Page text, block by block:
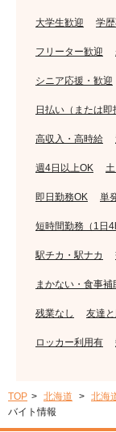
大学生歓迎 学
フリーター歓迎
シニア応援・歓迎
日払い（または即
高収入・高時給
週4日以上OK
即日勤務OK 単
短時間勤務（1日
駅チカ・駅ナカ
まかない・食事補
残業なし 友達
ロッカー利用有
TOP 北海道 北海
バイト情報